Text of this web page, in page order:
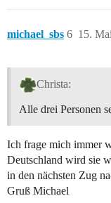
michael_sbs 15.
6
Christa:
Alle drei Personen
Ich frage mich immer
Deutschland wird sie
in den nächsten Zug
Gruß Michael